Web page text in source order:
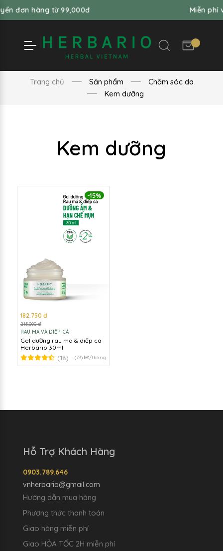
đơn hàng từ 99,000đ Miễn phí
Trang chủ Sản phẩm
Chăm sóc da
Kem dưỡng
Kem dưỡng
-15%
182.750 đ
215.000 đ
RAU MÁ VÀ DIẾP CÁ
Gel dưỡng rau má & diếp cá
Herbario 30ml
(18) (73) /tháng
Hỗ Trợ Khách Hàng
0903.789.646
vnherbario@gmail.com
Hướng dẫn mua hàng
Phương thức thanh toán
Giao hàng miễn phí
Giao HỎA TỐC 2H miễn phí